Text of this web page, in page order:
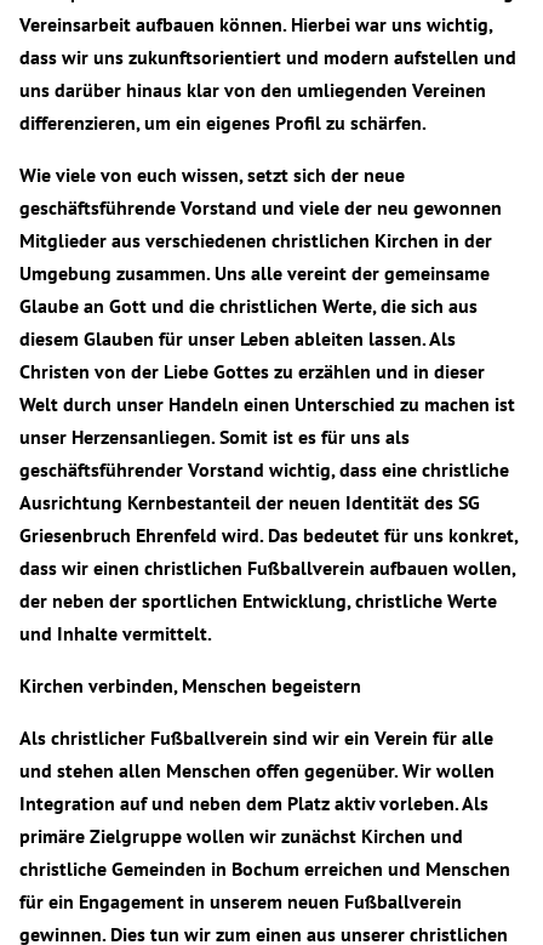
Vereinsarbeit aufbauen können. Hierbei war uns wichtig,
dass wir uns zukunftsorientiert und modern aufstellen und
uns darüber hinaus klar von den umliegenden Vereinen
differenzieren, um ein eigenes Profil zu schärfen.
Wie viele von euch wissen, setzt sich der neue
geschäftsführende Vorstand und viele der neu gewonnen
Mitglieder aus verschiedenen christlichen Kirchen in der
Umgebung zusammen. Uns alle vereint der gemeinsame
Glaube an Gott und die christlichen Werte, die sich aus
diesem Glauben für unser Leben ableiten lassen. Als
Christen von der Liebe Gottes zu erzählen und in dieser
Welt durch unser Handeln einen Unterschied zu machen ist
unser Herzensanliegen. Somit ist es für uns als
geschäftsführender Vorstand wichtig, dass eine christliche
Ausrichtung Kernbestanteil der neuen Identität des SG
Griesenbruch Ehrenfeld wird. Das bedeutet für uns konkret,
dass wir einen christlichen Fußballverein aufbauen wollen,
der neben der sportlichen Entwicklung, christliche Werte
und Inhalte vermittelt.
Kirchen verbinden, Menschen begeistern
Als christlicher Fußballverein sind wir ein Verein für alle
und stehen allen Menschen offen gegenüber. Wir wollen
Integration auf und neben dem Platz aktiv vorleben. Als
primäre Zielgruppe wollen wir zunächst Kirchen und
christliche Gemeinden in Bochum erreichen und Menschen
für ein Engagement in unserem neuen Fußballverein
gewinnen. Dies tun wir zum einen aus unserer christlichen